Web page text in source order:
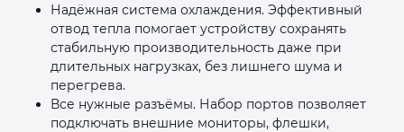
Надёжная система охлаждения. Эффективный
отвод тепла помогает устройству сохранять
стабильную производительность даже при
длительных нагрузках, без лишнего шума и
перегрева.
Все нужные разъёмы. Набор портов позволяет
подключать внешние мониторы, флешки,